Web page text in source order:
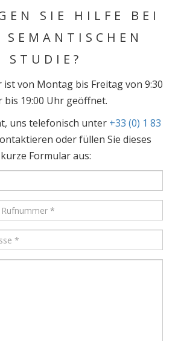
SIE HILFE BEI
SEMANTISCHEN
STUDIE?
von Montag bis Freitag von 9:30
bis 19:00 Uhr geöffnet.
uns telefonisch unter +33 (0) 1 83
oder füllen Sie dieses
kurze Formular aus: